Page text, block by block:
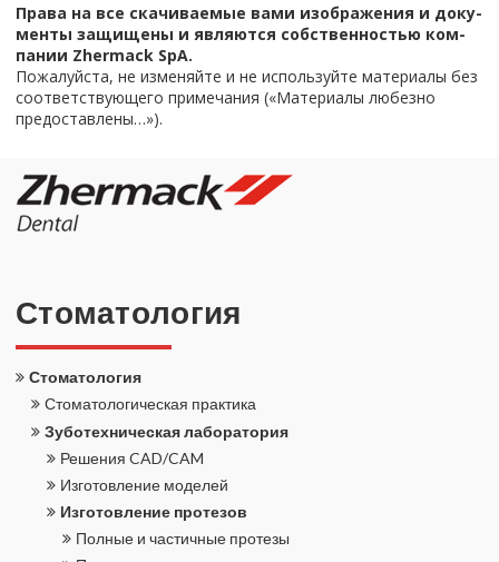
Права на все ска­чи­ва­е­мые вами изоб­ра­же­ния и до­ку­
мен­ты за­щи­ще­ны и яв­ля­ют­ся соб­ствен­но­стью ком­
па­нии Zhermack SpA.
По­жа­луй­ста, не из­ме­няй­те и не ис­поль­зуй­те ма­те­ри­а­лы без
со­от­вет­ству­ю­ще­го при­ме­ча­ния («Ма­те­ри­а­лы лю­без­но
предо­став­ле­ны…»).
Сто­ма­то­ло­гия
Сто­ма­то­ло­гия
Сто­ма­то­ло­ги­че­ская прак­ти­ка
Зу­бо­тех­ни­че­ская ла­бо­ра­то­рия
Ре­ше­ния CAD/CAM
Из­го­тов­ле­ние мо­де­лей
Из­го­тов­ле­ние про­те­зов
Пол­ные и ча­стич­ные про­те­зы